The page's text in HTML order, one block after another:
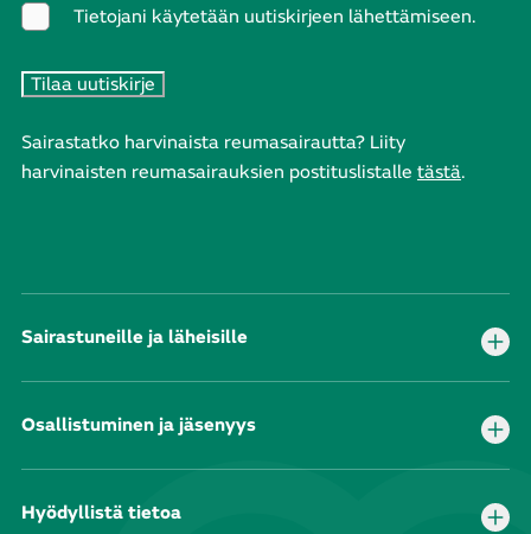
Tietojani käytetään uutiskirjeen lähettämiseen.
Sairastatko harvinaista reumasairautta? Liity
harvinaisten reumasairauksien postituslistalle tästä.
Sairastuneille ja läheisille
Osallistuminen ja jäsenyys
Hyödyllistä tietoa